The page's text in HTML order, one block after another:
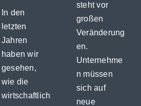
In den
letzten
Jahren
haben wir
gesehen,
wie die
wirtschaftlich
steht vor
großen
Veränderung
en.
Unternehme
n müssen
sich auf
neue